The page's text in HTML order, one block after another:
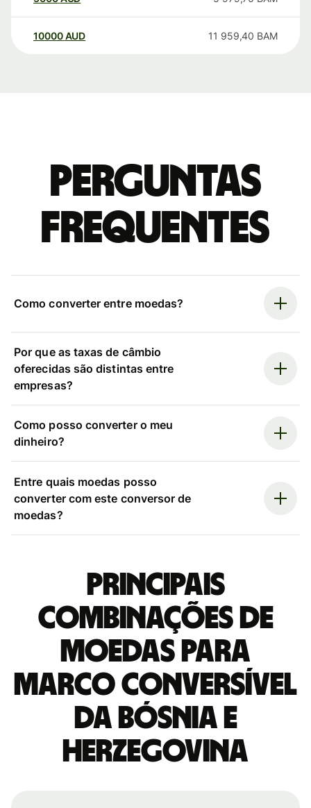
10000 AUD 11 959,40 BAM
Perguntas
frequentes
Como converter entre moedas?
Por que as taxas de câmbio
oferecidas são distintas entre
empresas?
Como posso converter o meu
dinheiro?
Entre quais moedas posso
converter com este conversor de
moedas?
Principais
combinações de
moedas para
Marco conversível
da Bósnia e
Herzegovina